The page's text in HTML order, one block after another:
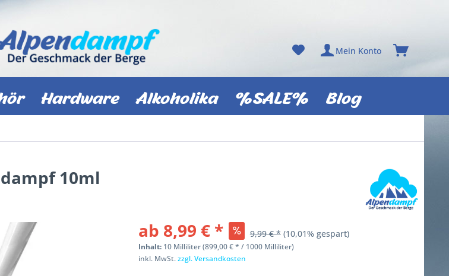
Mein Konto
Hardware Alkoholika %SALE% Blog
10ml
ab 8,99 € * 9,99 € * (10,01% gespart)
Inhalt: 10 Milliliter (899,00 € * / 1000 Milliliter)
inkl. MwSt.zzgl. Versandkosten